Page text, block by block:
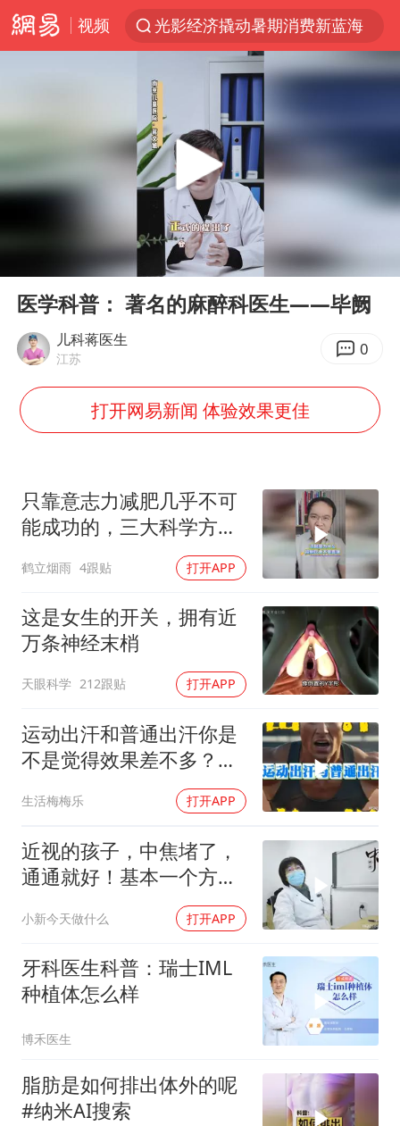
视频
光影经济撬动暑期消费新蓝海
《欢迎来龙餐馆》口碑
情侣福建平潭拍日出时坠崖
视频丨中国东方电气集团原党组副书记、董事宋致远被查
杭州全市有序停课
直击东北超：哈尔滨vs通辽
香港宏福苑火灾或由烟头引起
郑丽文：台湾从来没有“独立”过
几元成本的AI广告导致千万市值蒸发
酒店回应车内过夜被收150元
上半年国内手机销量TOP30出炉
梁家辉百花奖演讲落泪
人民的健康、体质、幸福一脉相承
Play
00:55
医学科普： 著名的麻醉科医生——毕阙
儿科蒋医生
江苏 0
打开网易新闻 体验效果更佳
只靠意志力减肥几乎不可
能成功的，三大科学方
法，不违背天性也能控制
食欲
鹤立烟雨 4跟贴 打开APP
这是女生的开关，拥有近
万条神经末梢
天眼科学 212跟贴 打开APP
运动出汗和普通出汗你是
不是觉得效果差不多？
错！完全是天壤之别
生活梅梅乐 打开APP
近视的孩子，中焦堵了，
通通就好！基本一个方
子，人人都能用得起
小新今天做什么 打开APP
牙科医生科普：瑞士IML
种植体怎么样
博禾医生
脂肪是如何排出体外的呢
#纳米AI搜索